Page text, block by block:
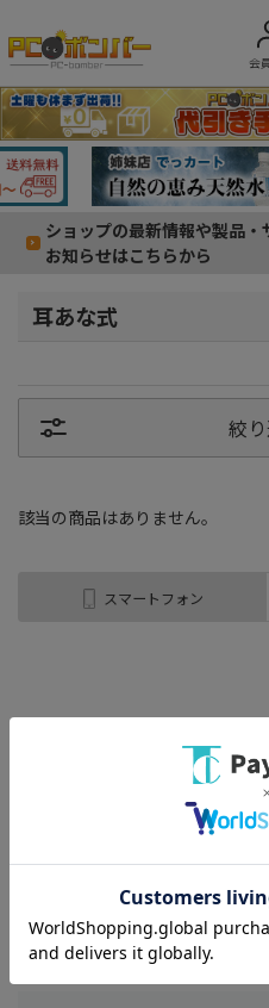
会
ショップの最新情報や製品
お知らせはこちらから
耳あな式
絞
該当の商品はありません。
スマートフォン